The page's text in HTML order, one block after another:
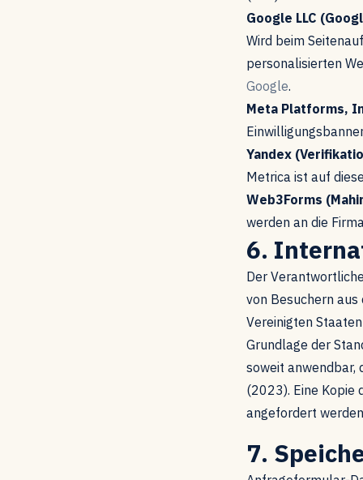
Google LLC
Wird beim
personalisierten
Google.
Meta Platforms,
Yandex
Metrica ist auf
Web3Forms
werden an die
6.
Der
von Besuchern aus
Vereinigten
Grundlage der
soweit anwendbar,
(2023). Eine Kopie
angefordert
7.